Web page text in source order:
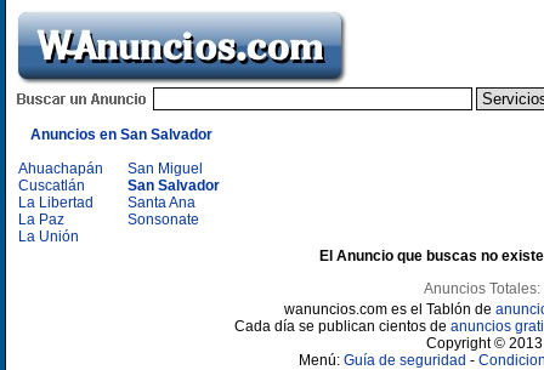
Anuncios en San Salvador
Ahuachapán
Cuscatlán
La Libertad
La Paz
La Unión
San Miguel
San Salvador
Santa Ana
Sonsonate
El Anuncio que buscas no
Anuncios Totales:
wanuncios.com es el Tablón de
Cada día se publican cientos de anuncios
Copyright ©
Menú: Guía de seguridad -